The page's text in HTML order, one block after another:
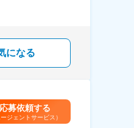
になる
応募依頼する
ージェントサービス）